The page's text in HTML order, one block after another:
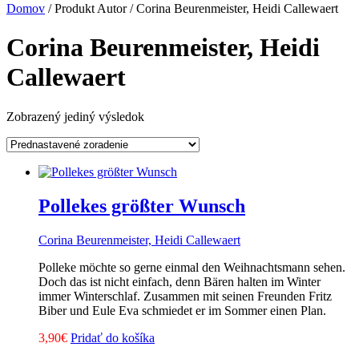
Domov / Produkt Autor / Corina Beurenmeister, Heidi Callewaert
Corina Beurenmeister, Heidi
Callewaert
Zobrazený jediný výsledok
Pollekes größter Wunsch
Corina Beurenmeister, Heidi Callewaert
Polleke möchte so gerne einmal den Weihnachtsmann sehen.
Doch das ist nicht einfach, denn Bären halten im Winter
immer Winterschlaf. Zusammen mit seinen Freunden Fritz
Biber und Eule Eva schmiedet er im Sommer einen Plan.
3,90€ Pridať do košíka